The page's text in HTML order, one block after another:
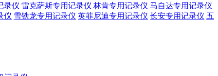
录仪 雷克萨斯专用记录仪 林肯专用记录仪 马自达专用记录仪
仪 雪铁龙专用记录仪 英菲尼迪专用记录仪 长安专用记录仪 五